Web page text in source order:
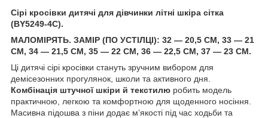
Сірі кросівки дитячі для дівчинки літні шкіра сітка
(BY5249-4C).
МАЛОМІРЯТЬ. ЗАМІР (ПО УСТІЛЦІ): 32 — 20,5 СМ, 33 — 21
СМ, 34 — 21,5 СМ, 35 — 22 СМ, 36 — 22,5 СМ, 37 — 23 СМ.
Ці дитячі сірі кросівки стануть зручним вибором для
демісезонних прогулянок, школи та активного дня.
Комбінація штучної шкіри й текстилю робить модель
практичною, легкою та комфортною для щоденного носіння.
Масивна підошва з піни додає м’якості під час ходьби та